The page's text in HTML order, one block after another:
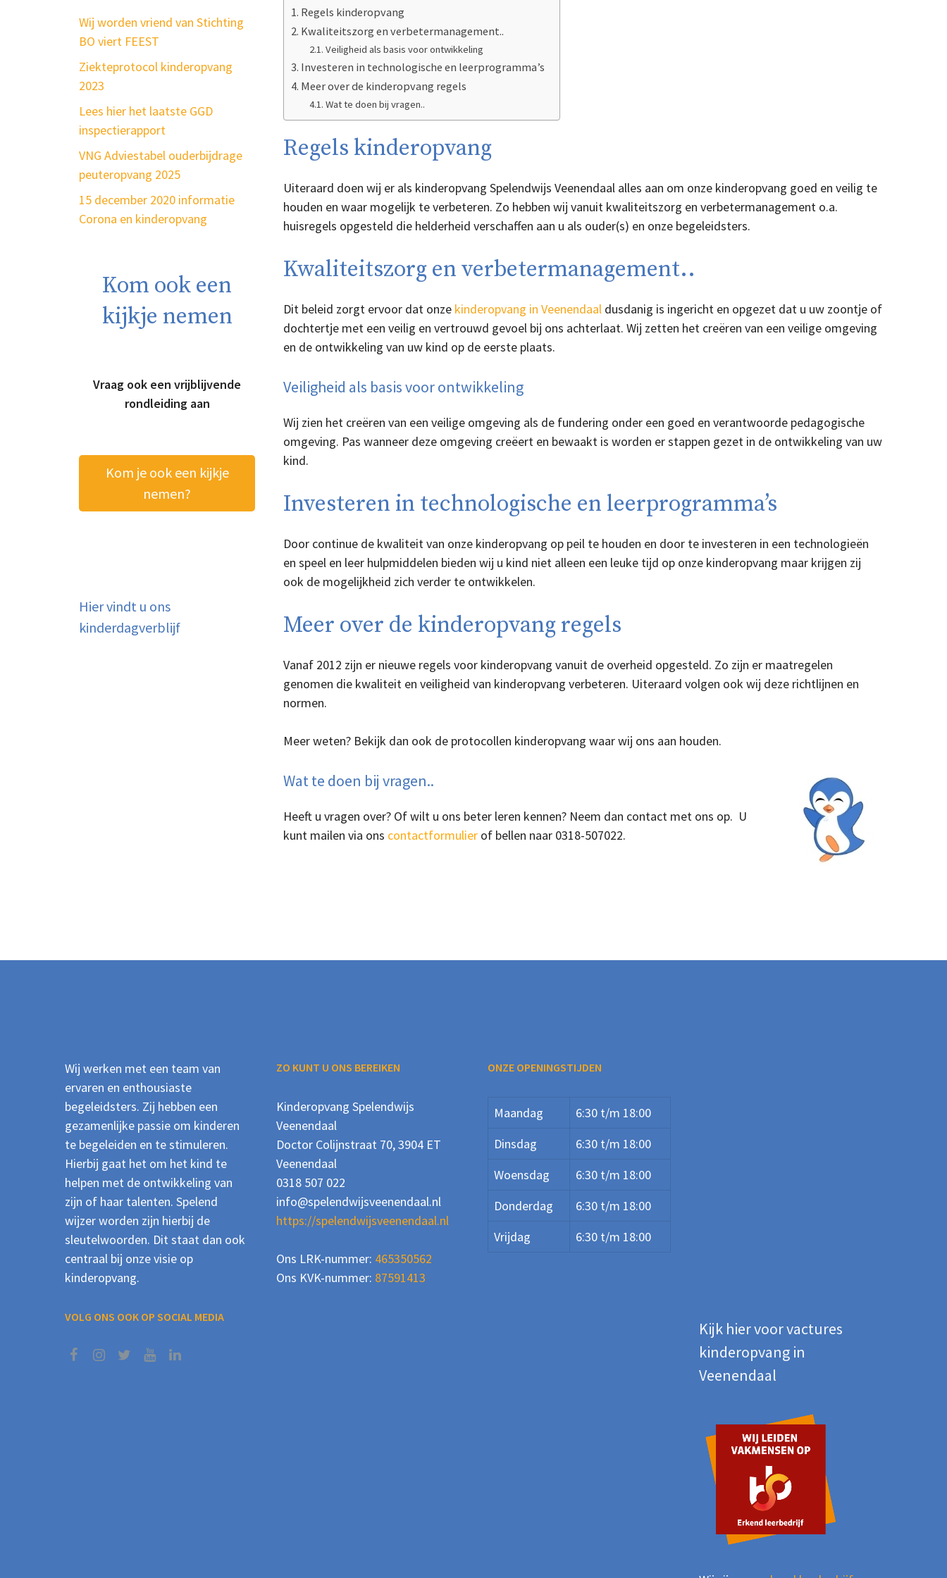
Regels kinderopvang
Kwaliteitszorg en verbetermanagement..
Veiligheid als basis voor ontwikkeling
Investeren in technologische en leerprogramma’s
Meer over de kinderopvang regels
Wat te doen bij vragen..
Regels kinderopvang
Uiteraard doen wij er als kinderopvang Spelendwijs Veenendaal alles aan om onze kinderopvang goed en veilig te
houden en waar mogelijk te verbeteren. Zo hebben wij vanuit kwaliteitszorg en verbetermanagement o.a.
huisregels opgesteld die helderheid verschaffen aan u als ouder(s) en onze begeleidsters.
Kwaliteitszorg en verbetermanagement..
Dit beleid zorgt ervoor dat onze kinderopvang in Veenendaal dusdanig is ingericht en opgezet dat u uw zoontje of
dochtertje met een veilig en vertrouwd gevoel bij ons achterlaat. Wij zetten het creëren van een veilige omgeving
en de ontwikkeling van uw kind op de eerste plaats.
Veiligheid als basis voor ontwikkeling
Wij zien het creëren van een veilige omgeving als de fundering onder een goed en verantwoorde pedagogische
omgeving. Pas wanneer deze omgeving creëert en bewaakt is worden er stappen gezet in de ontwikkeling van uw
kind.
Investeren in technologische en leerprogramma’s
Door continue de kwaliteit van onze kinderopvang op peil te houden en door te investeren in een technologieën
en speel en leer hulpmiddelen bieden wij u kind niet alleen een leuke tijd op onze kinderopvang maar krijgen zij
ook de mogelijkheid zich verder te ontwikkelen.
Meer over de kinderopvang regels
Vanaf 2012 zijn er nieuwe regels voor kinderopvang vanuit de overheid opgesteld. Zo zijn er maatregelen
genomen die kwaliteit en veiligheid van kinderopvang verbeteren. Uiteraard volgen ook wij deze richtlijnen en
normen.
Meer weten? Bekijk dan ook de protocollen kinderopvang waar wij ons aan houden.
Wat te doen bij vragen..
Heeft u vragen over? Of wilt u ons beter leren kennen? Neem dan contact met ons op. U
kunt mailen via ons contactformulier of bellen naar 0318-507022.
Wij worden vriend van Stichting
BO viert FEEST
Ziekteprotocol kinderopvang
2023
Lees hier het laatste GGD
inspectierapport
VNG Adviestabel ouderbijdrage
peuteropvang 2025
15 december 2020 informatie
Corona en kinderopvang
Kom ook een
kijkje nemen
Vraag ook een vrijblijvende
rondleiding aan
Kom je ook een kijkje
nemen?
Hier vindt u ons
kinderdagverblijf
Wij werken met een team van
ervaren en enthousiaste
begeleidsters. Zij hebben een
gezamenlijke passie om kinderen
te begeleiden en te stimuleren.
Hierbij gaat het om het kind te
helpen met de ontwikkeling van
zijn of haar talenten. Spelend
wijzer worden zijn hierbij de
sleutelwoorden. Dit staat dan ook
centraal bij onze visie op
kinderopvang.
VOLG ONS OOK OP SOCIAL MEDIA
ZO KUNT U ONS BEREIKEN
Kinderopvang Spelendwijs
Veenendaal
Doctor Colijnstraat 70, 3904 ET
Veenendaal
0318 507 022
info@spelendwijsveenendaal.nl
https://spelendwijsveenendaal.nl
Ons LRK-nummer: 465350562
Ons KVK-nummer: 87591413
ONZE OPENINGSTIJDEN
Maandag
6:30 t/m 18:00
Dinsdag
6:30 t/m 18:00
Woensdag
6:30 t/m 18:00
Donderdag
6:30 t/m 18:00
Vrijdag
6:30 t/m 18:00
Kijk hier voor vactures
kinderopvang in
Veenendaal